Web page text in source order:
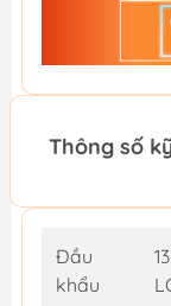
Thông số
Đầu
khẩu